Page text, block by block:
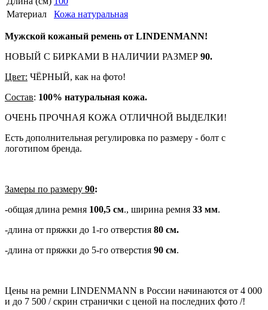
Материал
Кожа натуральная
Мужской кожаный ремень от LINDENMANN!
НОВЫЙ С БИРКАМИ В НАЛИЧИИ РАЗМЕР 90.
Цвет: ЧЁРНЫЙ, как на фото!
Состав: 100% натуральная кожа.
ОЧЕНЬ ПРОЧНАЯ КОЖА ОТЛИЧНОЙ ВЫДЕЛКИ!
Есть дополнительная регулировка по размеру - болт с
логотипом бренда.
Замеры по размеру 90:
-общая длина ремня 100,5 см., ширина ремня 33 мм.
-длина от пряжки до 1-го отверстия 80 см.
-длина от пряжки до 5-го отверстия 90 см.
Цены на ремни LINDENMANN в России начинаются от 4 000
и до 7 500 / скрин странички с ценой на последних фото /!